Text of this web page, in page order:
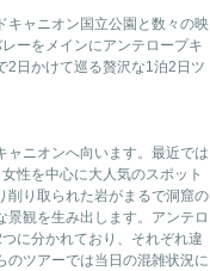
ャニオン国立公園と数々の映
ーをメインにアンテロープキ
2日かけて巡る贅沢な1泊2日ツ
ャニオンへ向います。最近では
性を中心に大人気のスポット
削り取られた岩がまるで洞窟の
景観を生み出します。アンテロ
に分かれており、それぞれ違
のツアーでは当日の混雑状況に